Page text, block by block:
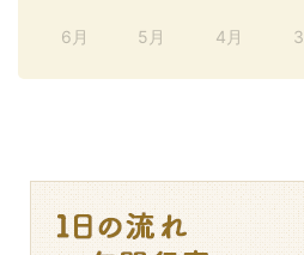
6月 5月 4月